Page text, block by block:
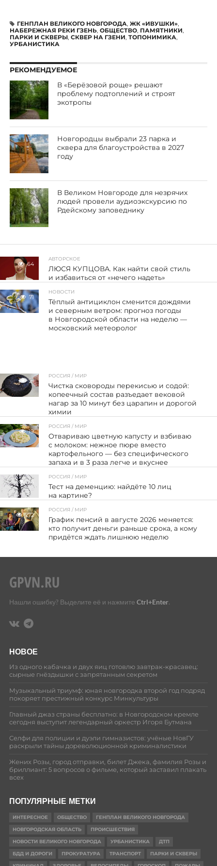
ГЕНПЛАН ВЕЛИКОГО НОВГОРОДА, ЖК «ИВУШКИ»,
НАБЕРЕЖНАЯ РЕКИ ГЗЕНЬ, ОБЩЕСТВО, ПАМЯТНИКИ,
ПАРКИ И СКВЕРЫ, СКВЕР НА ГЗЕНИ, ТОПОНИМИКА,
УРБАНИСТИКА
РЕКОМЕНДУЕМОЕ
В «Берёзовой роще» решают
проблему подтоплений и строят
экотропы
Новгородцы выбрали 23 парка и
сквера для благоустройства в 2027
году
В Великом Новгороде для незрячих
людей провели аудиоэкскурсию по
Рдейскому заповеднику
64
АВТОРСКОЕ
ЛЮСЯ КУПЦОВА. Как найти свой стиль
и избавиться от «нечего надеть»
71
НОВОСТИ
Тёплый антициклон сменится дождями
и северным ветром: прогноз погоды
в Новгородской области на неделю —
московский метеоролог
21
РОССИЯ / МИР
Чистка сковороды перекисью и содой:
копеечный состав разъедает вековой
нагар за 10 минут без царапин и дорогой
химии
19
РОССИЯ / МИР
Отвариваю цветную капусту и взбиваю
с молоком: нежное пюре вместо
картофельного — без специфического
запаха и в 3 раза легче и вкуснее
26
РОССИЯ / МИР
Тест на деменцию: найдёте 10 лиц
на картине?
272
РОССИЯ / МИР
График пенсий в августе 2026 меняется:
кто получит деньги раньше срока, а кому
придётся ждать лишнюю неделю
Нашли ошибку? Выделите её и нажмите Ctrl+Enter.
НОВОЕ
Из одного кабачка и двух яиц готовлю завтрак-красавец:
сырные гнёздышки с запрятанным секретом
Музыкальный триумф: юная новгородка второй год подряд
покоряет престижный конкурс Минкультуры
Главный джаз страны бесплатно: в Новгородском кремле
сегодня выступит легендарный оркестр Игоря Бутмана
Селфи для полиции и дуэли гимназистов: учёные НовГУ
раскрыли тайны дореволюционной криминалистики
Жених Розы, город отправки, билет Джека, фамилия Розы и
бриллиант: 5 вопросов о фильме, который заставил плакать
всех
ПОПУЛЯРНЫЕ МЕТКИ
ИНТЕРЕСНОЕ ОБЩЕСТВО
ГЕНПЛАН ВЕЛИКОГО НОВГОРОДА
НОВГОРОДСКАЯ ОБЛАСТЬ
ПРОИСШЕСТВИЯ
НОВОСТИ ВЕЛИКОГО НОВГОРОДА
УРБАНИСТИКА
ДТП
БДД И ДОРОГИ
ПРОКУРАТУРА ТРАНСПОРТ
ПАРКИ И СКВЕРЫ